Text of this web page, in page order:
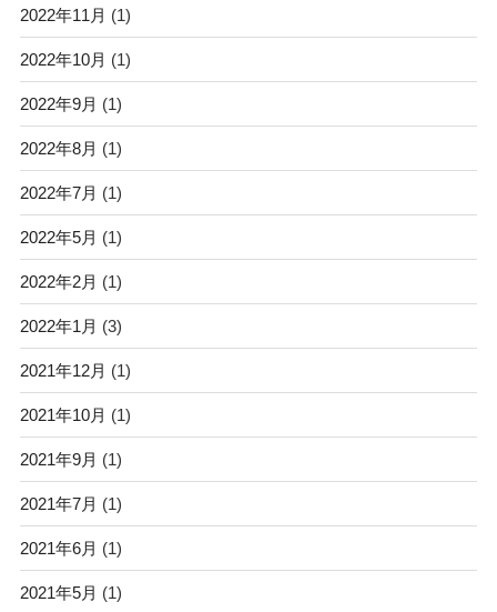
2022年11月 (1)
2022年10月 (1)
2022年9月 (1)
2022年8月 (1)
2022年7月 (1)
2022年5月 (1)
2022年2月 (1)
2022年1月 (3)
2021年12月 (1)
2021年10月 (1)
2021年9月 (1)
2021年7月 (1)
2021年6月 (1)
2021年5月 (1)